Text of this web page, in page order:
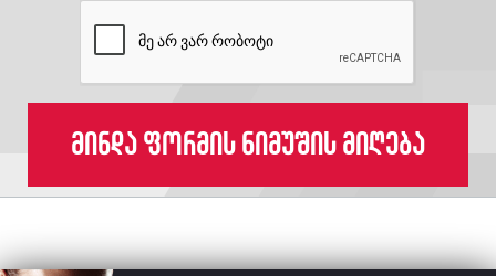
მინდა ფორმის ნიმუშის მიღება